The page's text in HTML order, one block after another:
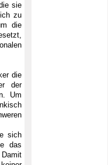
sie
zu
die
die
der
Um
sich
das